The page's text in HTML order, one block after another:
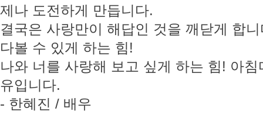
제나 도전하게 만듭니다.
결국은 사랑만이 해답인 것을 깨닫게 합
다볼 수 있게 하는 힘!
나와 너를 사랑해 보고 싶게 하는 힘! 아
유입니다.
- 한혜진 / 배우